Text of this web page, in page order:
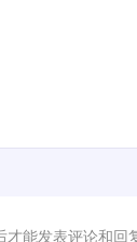
才能发表评论和回